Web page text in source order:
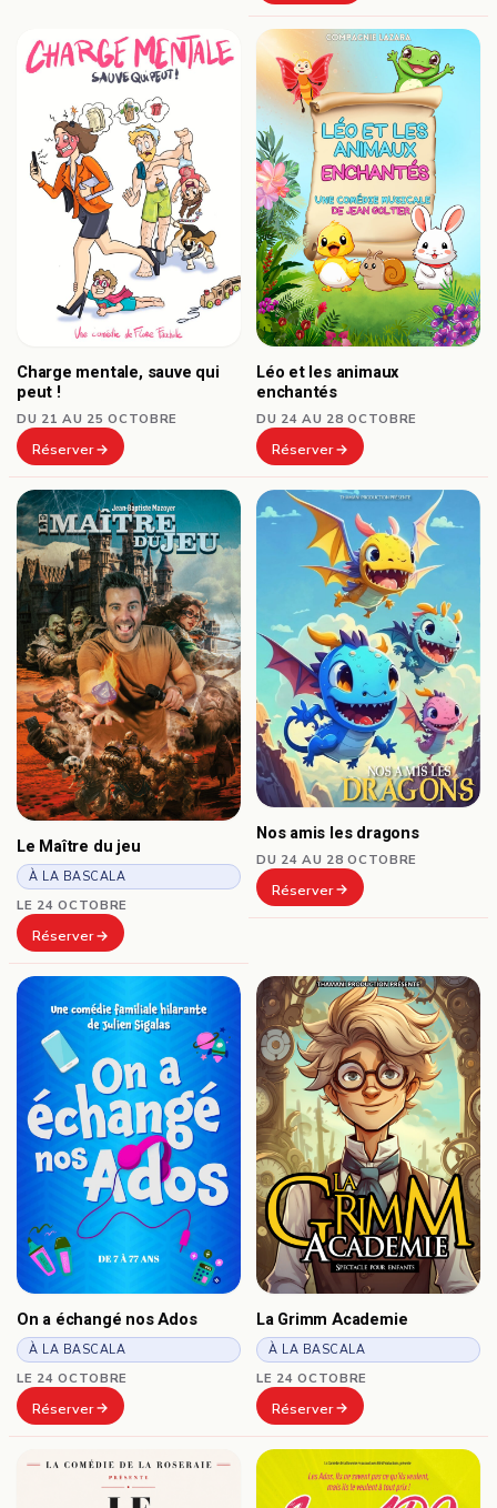
Charge mentale, sauve qui
peut !
DU 21 AU 25 OCTOBRE
Réserver
Léo et les animaux
enchantés
DU 24 AU 28 OCTOBRE
Réserver
Le Maître du jeu
À LA BASCALA
LE 24 OCTOBRE
Réserver
Nos amis les dragons
DU 24 AU 28 OCTOBRE
Réserver
On a échangé nos Ados
À LA BASCALA
LE 24 OCTOBRE
Réserver
La Grimm Academie
À LA BASCALA
LE 24 OCTOBRE
Réserver